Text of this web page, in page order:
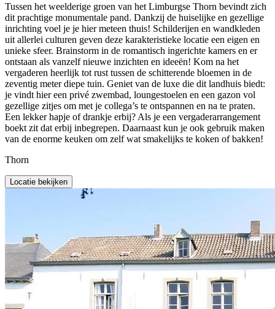
Tussen het weelderige groen van het Limburgse Thorn bevindt zich
dit prachtige monumentale pand. Dankzij de huiselijke en gezellige
inrichting voel je je hier meteen thuis! Schilderijen en wandkleden
uit allerlei culturen geven deze karakteristieke locatie een eigen en
unieke sfeer. Brainstorm in de romantisch ingerichte kamers en er
ontstaan als vanzelf nieuwe inzichten en ideeën! Kom na het
vergaderen heerlijk tot rust tussen de schitterende bloemen in de
zeventig meter diepe tuin. Geniet van de luxe die dit landhuis biedt:
je vindt hier een privé zwembad, loungestoelen en een gazon vol
gezellige zitjes om met je collega’s te ontspannen en na te praten.
Een lekker hapje of drankje erbij? Als je een vergaderarrangement
boekt zit dat erbij inbegrepen. Daarnaast kun je ook gebruik maken
van de enorme keuken om zelf wat smakelijks te koken of bakken!
Thorn
Locatie bekijken